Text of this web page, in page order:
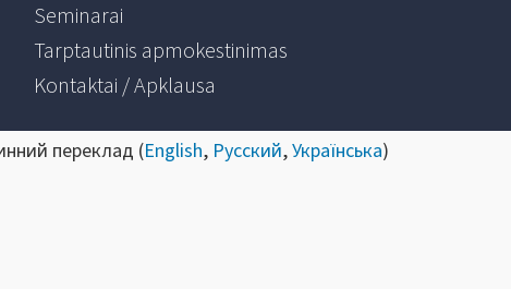
Seminarai
Tarptautinis apmokestinimas
Kontaktai / Apklausa
переклад (English, Русский,Українська)